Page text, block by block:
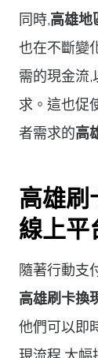
同時,高雄地
也在不斷變
需的現金流,
求。這也促
者需求的高
高雄刷
線上平
隨著行動支
高雄刷卡換
他們可以即